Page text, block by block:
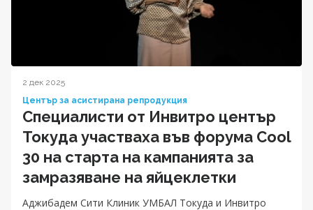
2 дек 2025
Център за асистирана репродукция
Специалисти от Инвитро център
Токуда участваха във форума Cool
30 на старта на кампанията за
замразяване на яйцеклетки
Аджибадем Сити Клиник УМБАЛ Токуда и Инвитро